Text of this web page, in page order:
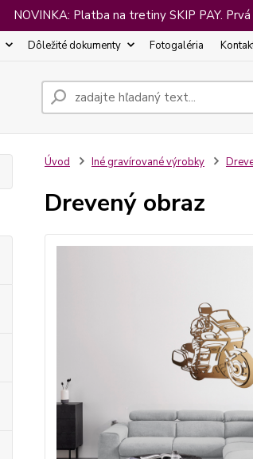
NOVINKA: Platba na tretiny SKIP PAY.
Dôležité dokumenty Fotogaléria
Úvod Iné gravírované výrobky
Drevený obraz